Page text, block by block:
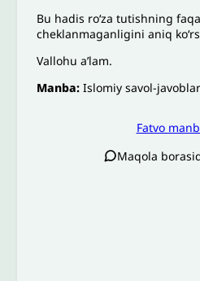
Bu hadis roʻza tutishning
cheklanmaganligini aniq
Vallohu aʼlam.
Manba:Islomiy savol-javoblar
Fatvo
Maqola